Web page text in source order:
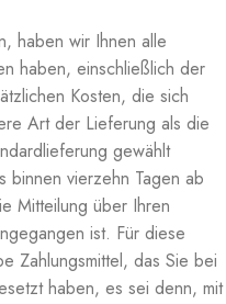
haben wir Ihnen alle
haben, einschließlich der
Kosten, die sich
Art der Lieferung als die
gewählt
binnen vierzehn Tagen ab
Mitteilung über Ihren
ist. Für diese
Zahlungsmittel, das Sie bei
haben, es sei denn, mit